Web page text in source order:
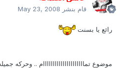
قام بنشر May 23, 2008
رائع يا بسنت
موضوع تمااااااااااااااااااااام .. وحركه جميله